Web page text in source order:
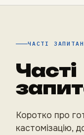
ЧАСТІ
Часті
Коротко про
кастомізацію,